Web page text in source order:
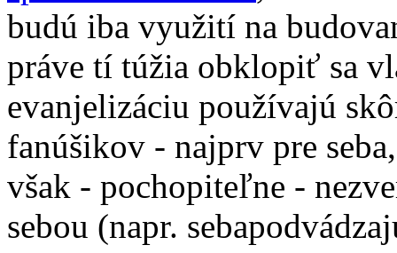
budú iba využití na
práve tí túžia obklopiť sa
evanjelizáciu používajú
fanúšikov - najprv pre
však - pochopiteľne -
sebou (napr.